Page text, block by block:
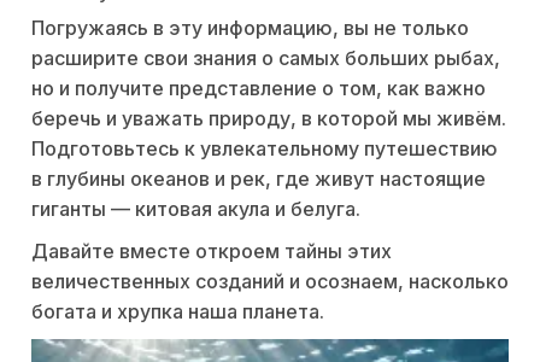
Погружаясь в эту информацию, вы не только
расширите свои знания о самых больших рыбах,
но и получите представление о том, как важно
беречь и уважать природу, в которой мы живём.
Подготовьтесь к увлекательному путешествию
в глубины океанов и рек, где живут настоящие
гиганты — китовая акула и белуга.
Давайте вместе откроем тайны этих
величественных созданий и осознаем, насколько
богата и хрупка наша планета.